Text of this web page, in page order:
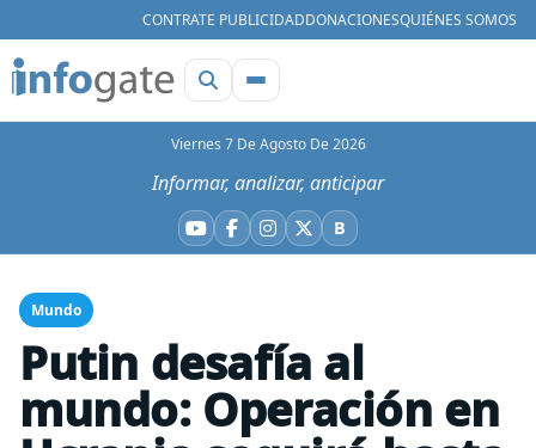
CONTRATE PUBLICIDADDONACIONESQUIÉNES SOMOS
Viernes 7 De Agosto De 2026
Informar, analizar, anticipar
YouTube
Facebook
Instagram
X BBluesky
Mundo
Putin desafía al
mundo: Operación en